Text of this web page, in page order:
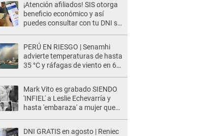
¡Atención afiliados! SIS otorga
beneficio económico y así
puedes consultar con tu DNI si
PERÚ EN RIESGO | Senamhi
advierte temperaturas de hasta
35 °C y ráfagas de viento en 6
Mark Vito es grabado SIENDO
'INFIEL' a Leslie Echevarría y
hasta 'embaraza' a mujer que
DNI GRATIS en agosto | Reniec